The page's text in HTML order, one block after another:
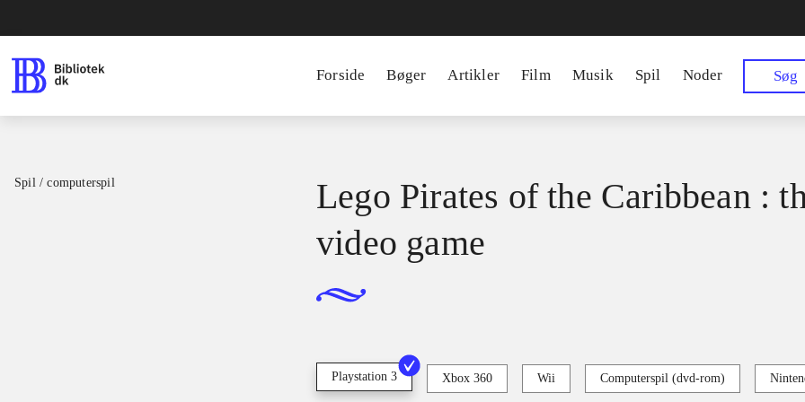
Forside Bøger Artikler Film Musik Spil Noder Søg
Spil / computerspil
Lego Pirates of the Caribbean :
video game
Playstation 3 Xbox 360 Wii Computerspil (dvd-rom)